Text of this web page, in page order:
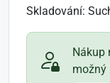
Skladování:
Nákup
možný